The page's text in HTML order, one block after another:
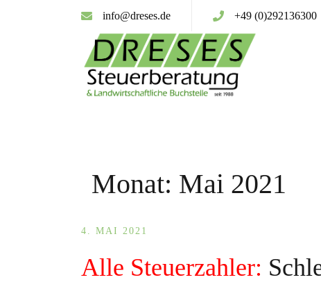
info@dreses.de +49 (0)292136300
Monat: Mai 2021
4. MAI 2021
Alle Steuerzahler: